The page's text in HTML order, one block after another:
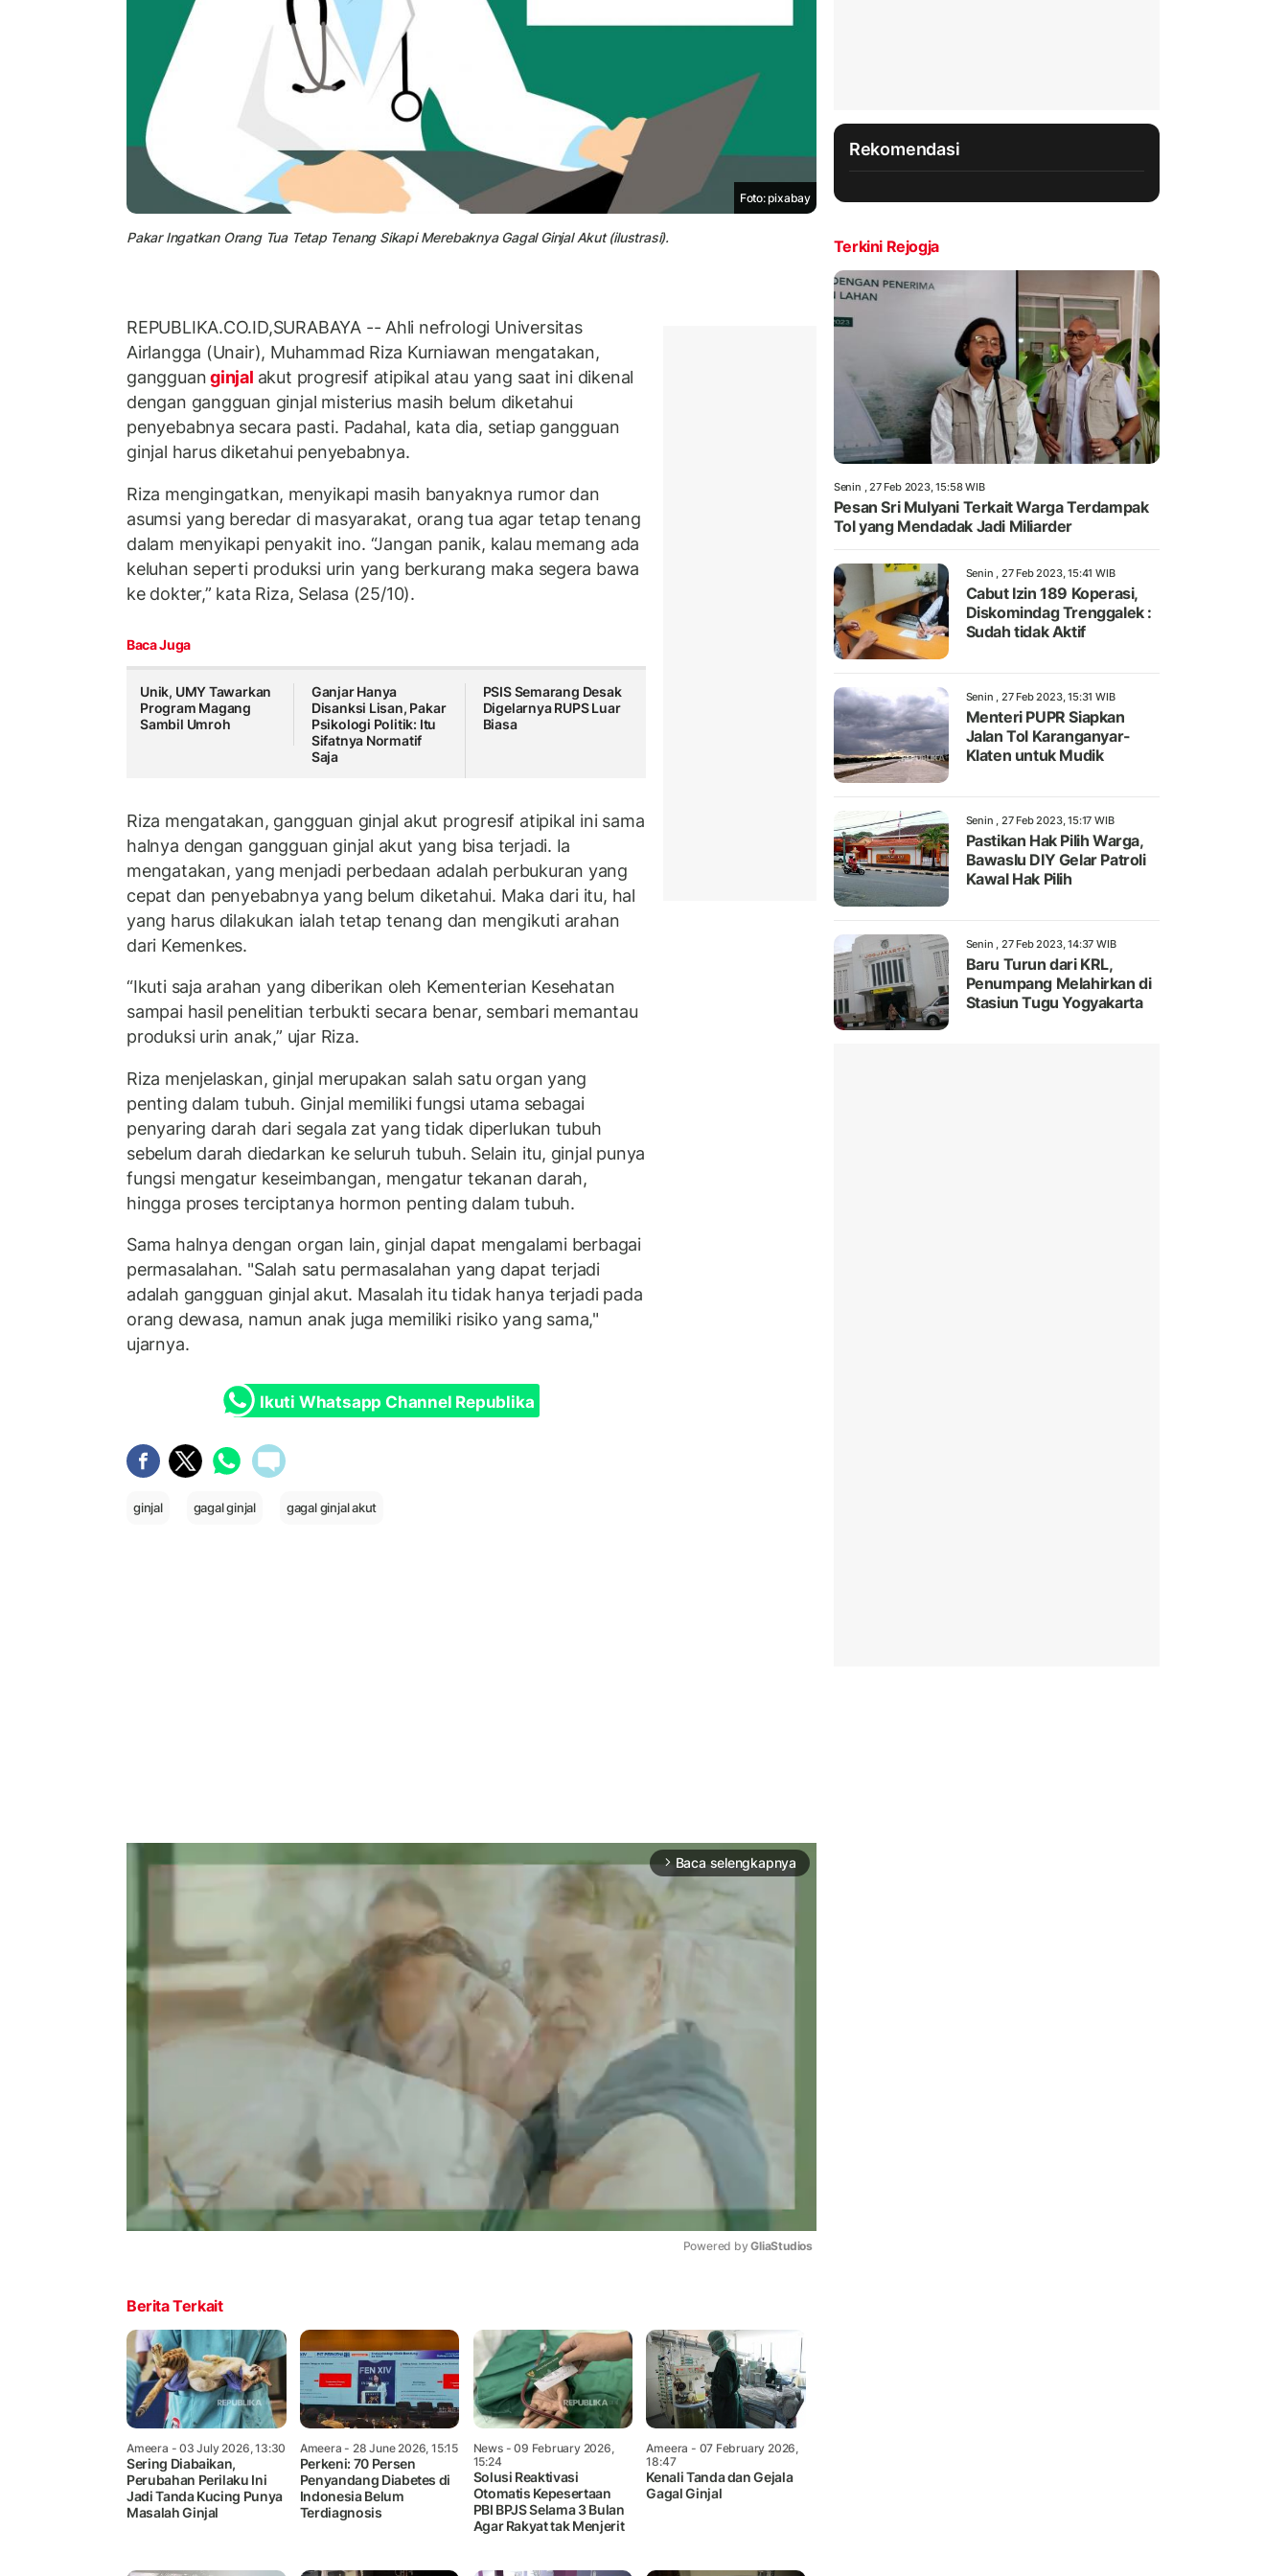
Foto: pixabay
Pakar Ingatkan Orang Tua Tetap Tenang Sikapi Merebaknya Gagal Ginjal Akut (ilustrasi).
REPUBLIKA.CO.ID,SURABAYA -- Ahli nefrologi Universitas
Airlangga (Unair), Muhammad Riza Kurniawan mengatakan,
gangguanginjal akut progresif atipikal atau yang saat ini dikenal
dengan gangguan ginjal misterius masih belum diketahui
penyebabnya secara pasti. Padahal, kata dia, setiap gangguan
ginjal harus diketahui penyebabnya.
Riza mengingatkan, menyikapi masih banyaknya rumor dan
asumsi yang beredar di masyarakat, orang tua agar tetap tenang
dalam menyikapi penyakit ino. “Jangan panik, kalau memang ada
keluhan seperti produksi urin yang berkurang maka segera bawa
ke dokter,” kata Riza, Selasa (25/10).
Baca Juga
Unik, UMY Tawarkan
Program Magang
Sambil Umroh
Ganjar Hanya
Disanksi Lisan, Pakar
Psikologi Politik: Itu
Sifatnya Normatif
Saja
PSIS Semarang Desak
Digelarnya RUPS Luar
Biasa
Riza mengatakan, gangguan ginjal akut progresif atipikal ini sama
halnya dengan gangguan ginjal akut yang bisa terjadi. Ia
mengatakan, yang menjadi perbedaan adalah perbukuran yang
cepat dan penyebabnya yang belum diketahui. Maka dari itu, hal
yang harus dilakukan ialah tetap tenang dan mengikuti arahan
dari Kemenkes.
“Ikuti saja arahan yang diberikan oleh Kementerian Kesehatan
sampai hasil penelitian terbukti secara benar, sembari memantau
produksi urin anak,” ujar Riza.
Riza menjelaskan, ginjal merupakan salah satu organ yang
penting dalam tubuh. Ginjal memiliki fungsi utama sebagai
penyaring darah dari segala zat yang tidak diperlukan tubuh
sebelum darah diedarkan ke seluruh tubuh. Selain itu, ginjal punya
fungsi mengatur keseimbangan, mengatur tekanan darah,
hingga proses terciptanya hormon penting dalam tubuh.
Sama halnya dengan organ lain, ginjal dapat mengalami berbagai
permasalahan. "Salah satu permasalahan yang dapat terjadi
adalah gangguan ginjal akut. Masalah itu tidak hanya terjadi pada
orang dewasa, namun anak juga memiliki risiko yang sama,"
ujarnya.
Ikuti Whatsapp Channel Republika
ginjal gagal ginjal gagal ginjal akut
arrow_forward_ios Baca selengkapnya
Powered by GliaStudios
Berita Terkait
Ameera - 03 July 2026, 13:30
Sering Diabaikan,
Perubahan Perilaku Ini
Jadi Tanda Kucing Punya
Masalah Ginjal
Ameera - 28 June 2026, 15:15
Perkeni: 70 Persen
Penyandang Diabetes di
Indonesia Belum
Terdiagnosis
News- 09 February 2026,
15:24
Solusi Reaktivasi
Otomatis Kepesertaan
PBI BPJS Selama 3 Bulan
Agar Rakyat tak Menjerit
Ameera - 07 February 2026,
18:47
Kenali Tanda dan Gejala
Gagal Ginjal
Rekomendasi
Terkini Rejogja
Senin , 27 Feb 2023, 15:58 WIB
Pesan Sri Mulyani Terkait Warga Terdampak
Tol yang Mendadak Jadi Miliarder
Senin , 27 Feb 2023, 15:41 WIB
Cabut Izin 189 Koperasi,
Diskomindag Trenggalek :
Sudah tidak Aktif
Senin , 27 Feb 2023, 15:31 WIB
Menteri PUPR Siapkan
Jalan Tol Karanganyar-
Klaten untuk Mudik
Senin , 27 Feb 2023, 15:17 WIB
Pastikan Hak Pilih Warga,
Bawaslu DIY Gelar Patroli
Kawal Hak Pilih
Senin , 27 Feb 2023, 14:37 WIB
Baru Turun dari KRL,
Penumpang Melahirkan di
Stasiun Tugu Yogyakarta